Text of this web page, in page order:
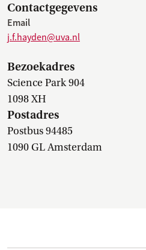
Contactgegevens
Email
j.f.hayden@uva.nl
Bezoekadres
Science Park 904
1098 XH
Postadres
Postbus 94485
1090 GL Amsterdam